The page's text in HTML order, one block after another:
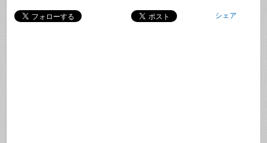
シェア